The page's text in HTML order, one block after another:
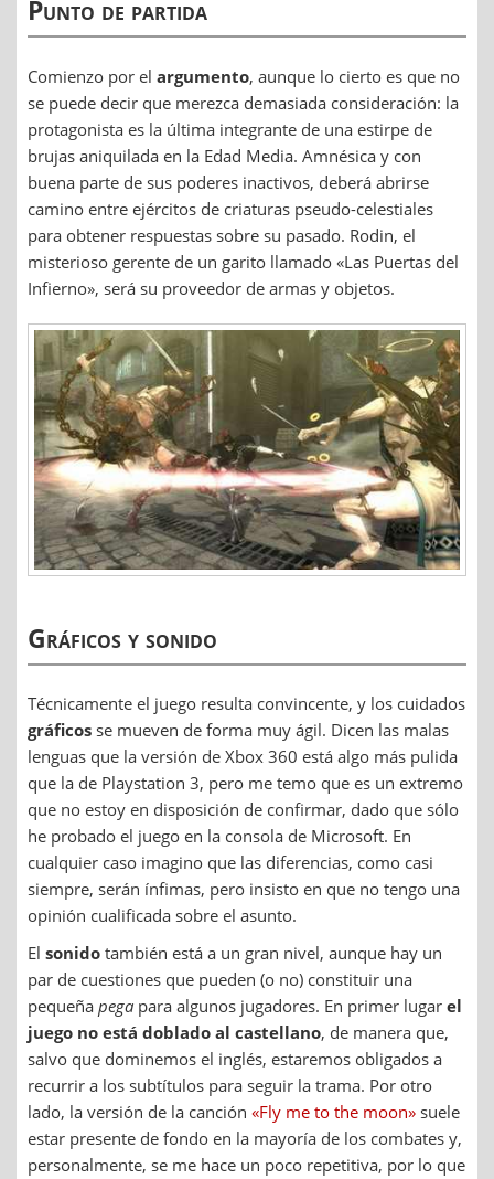
Punto de partida
Comienzo por el argumento, aunque lo cierto es que no
se puede decir que merezca demasiada consideración: la
protagonista es la última integrante de una estirpe de
brujas aniquilada en la Edad Media. Amnésica y con
buena parte de sus poderes inactivos, deberá abrirse
camino entre ejércitos de criaturas pseudo-celestiales
para obtener respuestas sobre su pasado. Rodin, el
misterioso gerente de un garito llamado «Las Puertas del
Infierno», será su proveedor de armas y objetos.
Gráficos y sonido
Técnicamente el juego resulta convincente, y los cuidados
gráficos se mueven de forma muy ágil. Dicen las malas
lenguas que la versión de Xbox 360 está algo más pulida
que la de Playstation 3, pero me temo que es un extremo
que no estoy en disposición de confirmar, dado que sólo
he probado el juego en la consola de Microsoft. En
cualquier caso imagino que las diferencias, como casi
siempre, serán ínfimas, pero insisto en que no tengo una
opinión cualificada sobre el asunto.
El sonido también está a un gran nivel, aunque hay un
par de cuestiones que pueden (o no) constituir una
pequeña pega para algunos jugadores. En primer lugar el
juego no está doblado al castellano, de manera que,
salvo que dominemos el inglés, estaremos obligados a
recurrir a los subtítulos para seguir la trama. Por otro
lado, la versión de la canción «Fly me to the moon» suele
estar presente de fondo en la mayoría de los combates y,
personalmente, se me hace un poco repetitiva, por lo que